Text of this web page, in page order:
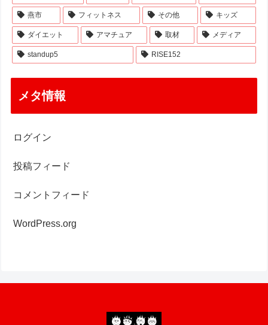
燕市 フィットネス その他 キッズ
ダイエット アマチュア 取材 メディア
standup5 RISE152
メタ情報
ログイン
投稿フィード
コメントフィード
WordPress.org